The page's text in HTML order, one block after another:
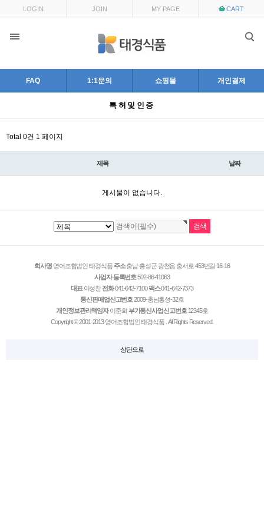
LOGIN JOIN MY PAGE CART
FAQ 1:1문의 쇼핑몰 개인결제
특허및인증
Total 0건 1 페이지
제목 날짜
게시물이 없습니다.
회사명영어조합법인 태경식품 주소충남 홍성군 광천읍 충서로 453번길 16-16
사업자 등록번호502-86-41063
대표이성찬 전화041-642-7100팩스041-642-7373
통신판매업신고번호2009-충남홍성-32호
개인정보관리책임자이준희부가통신사업신고번호12345호
Copyright © 2001-2013 영어조합법인 태경식품 . All Rights Reserved.
상단으로